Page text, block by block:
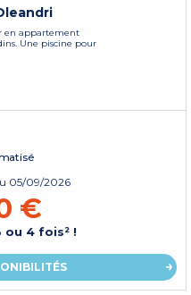
en appartement
Une piscine pour
05/09/2026
€
ou 4 fois² !